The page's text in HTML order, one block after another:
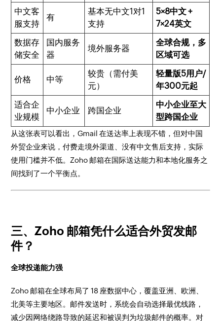
中文客
服支持
有
基本无中文1对1
支持
5×8中文 +
7×24英文
数据存
储安全
国内服务
器
境外服务器
全球合规，多
区域可选
价格 中等
较贵（需付美
元）
轻量版5用户/
年300元起
适合企
业规模
中小企业 跨国企业
中小企业至大
型跨国企业
从这张表可以看出，Gmail 在送达率上表现不错，但对中国
外贸企业来说，付费走境外渠道、没有中文售后支持，实际
使用门槛并不低。Zoho 邮箱在国际送达能力和本地化服务之
间找到了一个平衡点。
三、Zoho 邮箱凭什么适合外贸发邮
件？
全球投递能力强
Zoho 邮箱在全球布局了 18 座数据中心，覆盖亚洲、欧洲、
北美等主要地区。邮件发送时，系统会自动选择最优线路，
减少因网络绕路导致的延迟和被误判为垃圾邮件的概率。对